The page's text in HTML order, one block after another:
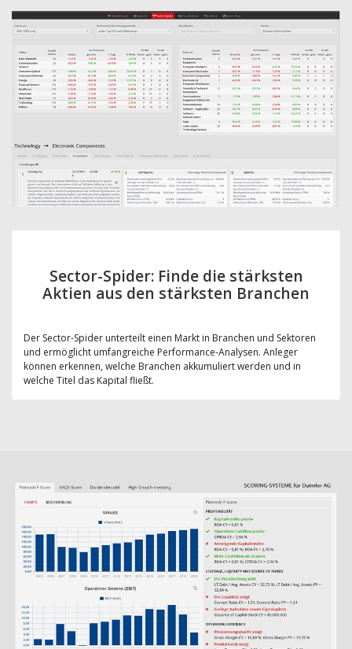
Sector-Spider: Finde die stärksten
Aktien aus den stärksten Branchen
Der Sector-Spider unterteilt einen Markt in Branchen und Sektoren
und ermöglicht umfangreiche Performance-Analysen. Anleger
können erkennen, welche Branchen akkumuliert werden und in
welche Titel das Kapital fließt.